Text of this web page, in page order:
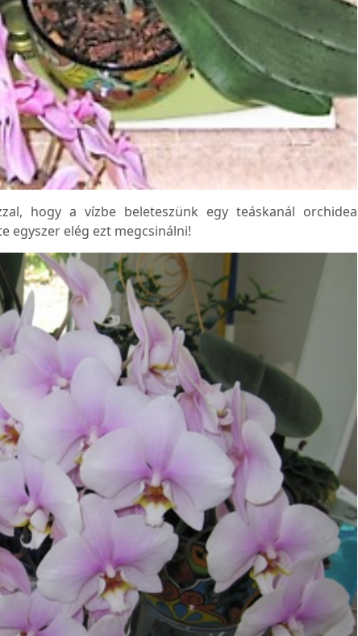
hogy a vízbe beleteszünk egy teáskanál orchidea
egyszer elég ezt megcsinálni!